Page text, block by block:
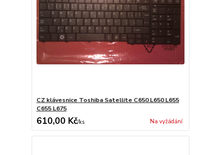
CZ klávesnice Toshiba Satellite C650 L650 L655
C655 L675
610,00 Kč/ks Na vyžádání